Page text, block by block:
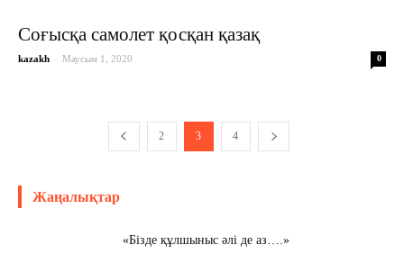
Соғысқа самолет қосқан қазақ
kazakh - Маусым 1, 2020 0
2 3 4
Жаңалықтар
«Бізде құлшыныс әлі де аз….»